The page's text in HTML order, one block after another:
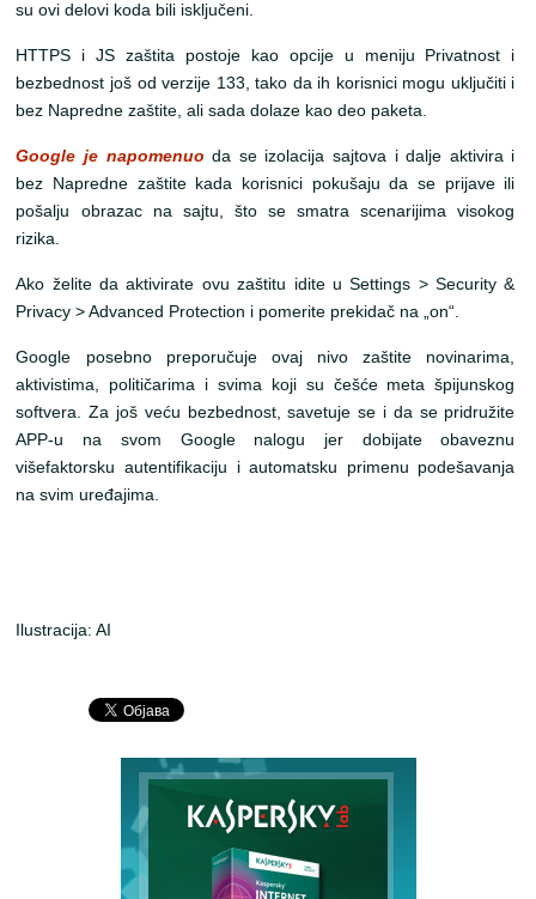
su ovi delovi koda bili isključeni.
HTTPS i JS zaštita postoje kao opcije u meniju Privatnost i
bezbednost još od verzije 133, tako da ih korisnici mogu uključiti i
bez Napredne zaštite, ali sada dolaze kao deo paketa.
Google je napomenuo da se izolacija sajtova i dalje aktivira i
bez Napredne zaštite kada korisnici pokušaju da se prijave ili
pošalju obrazac na sajtu, što se smatra scenarijima visokog
rizika.
Ako želite da aktivirate ovu zaštitu idite u Settings > Security &
Privacy > Advanced Protection i pomerite prekidač na „on“.
Google posebno preporučuje ovaj nivo zaštite novinarima,
aktivistima, političarima i svima koji su češće meta špijunskog
softvera. Za još veću bezbednost, savetuje se i da se pridružite
APP-u na svom Google nalogu jer dobijate obaveznu
višefaktorsku autentifikaciju i automatsku primenu podešavanja
na svim uređajima.
Ilustracija: AI